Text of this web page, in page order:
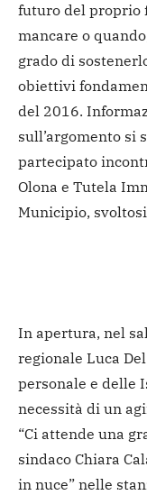
futuro del proprio
mancare o
grado di
obiettivi
del 2016.
sull’argomento si
partecipato
Olona e Tutela
Municipio,
In apertura, nel
regionale Luca
personale e delle
necessità di un
“Ci attende una
sindaco Chiara
in nuce” nelle